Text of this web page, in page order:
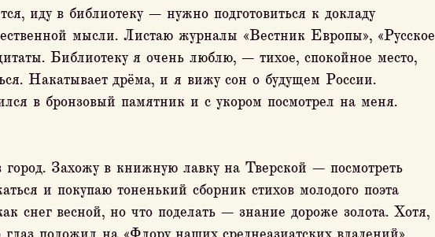
иду в библиотеку — нужно подготовиться к докладу
мысли. Листаю журналы «Вестник Европы», «Русское
Библиотеку я очень люблю, — тихое, спокойное место,
Накатывает дрёма, и я вижу сон о будущем России.
в бронзовый памятник и с укором посмотрел на меня.
Захожу в книжную лавку на Тверской — посмотреть
и покупаю тоненький сборник стихов молодого поэта
снег весной, но что поделать — знание дороже золота. Хотя,